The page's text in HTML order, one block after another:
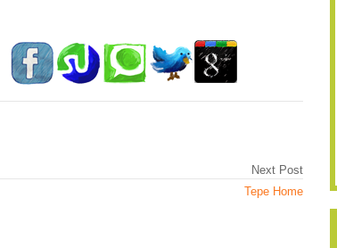
Next Post
Tepe Home